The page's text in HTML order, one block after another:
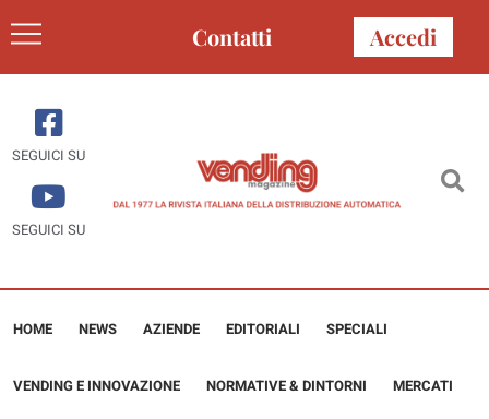
Contatti Accedi
SEGUICI SU
SEGUICI SU
HOME NEWS AZIENDE EDITORIALI SPECIALI
VENDING E INNOVAZIONE NORMATIVE & DINTORNI MERCATI